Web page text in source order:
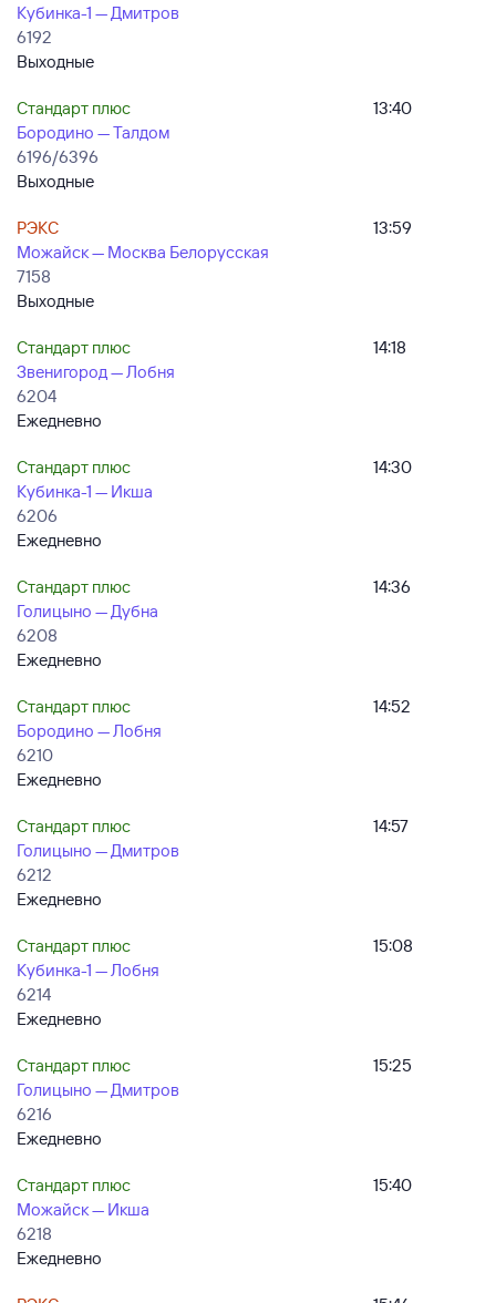
Кубинка-1 — Дмитров
6192
Выходные
Стандарт плюс
Бородино — Талдом
6196/6396
Выходные
13:40
РЭКС
Можайск — Москва Белорусская
7158
Выходные
13:59
Стандарт плюс
Звенигород — Лобня
6204
Ежедневно
14:18
Стандарт плюс
Кубинка-1 — Икша
6206
Ежедневно
14:30
Стандарт плюс
Голицыно — Дубна
6208
Ежедневно
14:36
Стандарт плюс
Бородино — Лобня
6210
Ежедневно
14:52
Стандарт плюс
Голицыно — Дмитров
6212
Ежедневно
14:57
Стандарт плюс
Кубинка-1 — Лобня
6214
Ежедневно
15:08
Стандарт плюс
Голицыно — Дмитров
6216
Ежедневно
15:25
Стандарт плюс
Можайск — Икша
6218
Ежедневно
15:40